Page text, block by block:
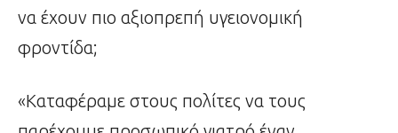
να έχουν πιο αξιοπρεπή υγειονομική
φροντίδα;
«Καταφέραμε στους πολίτες να τους